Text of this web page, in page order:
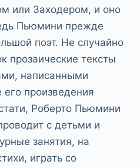
или Заходером, и оно
Пьюмини прежде
поэт. Не случайно
прозаические тексты
написанными
произведения
Роберто Пьюмини
с детьми и
занятия, на
играть со